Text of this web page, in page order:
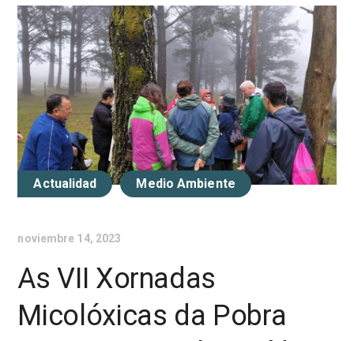
Actualidad Medio Ambiente
noviembre 14, 2023
As VII Xornadas
Micolóxicas da Pobra